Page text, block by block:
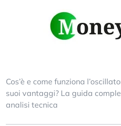
Cos’è e come funziona
suoi vantaggi? La guida
analisi tecnica